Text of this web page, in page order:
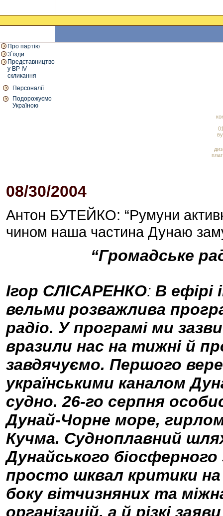
Про партію
З`їзди
Представництво
у ВР IV
скликання
Персоналії
Подорожуємо
Україною
08/30/2004
Антон БУТЕЙКО: “Румуни
чином наша частина Дунаю
“Громадське
Ігор СЛІСАРЕНКО: В ефірі
вельми розважлива
радіо. У програмі ми
вразили нас на тижні й
завдячуємо. Першого
українськими каналом
судно. 26-го серпня
Дунай-Чорне море,
Кучма. Судноплавний
Дунайського
просто шквал критики на
боку вітчизняних та
організацій, а й різкі